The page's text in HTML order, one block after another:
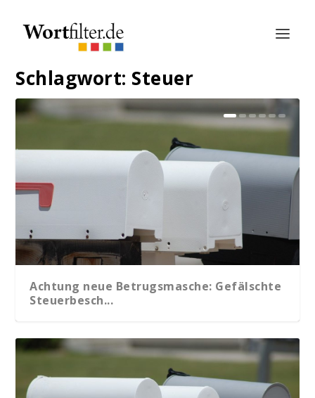
Schlagwort: Steuer
Achtung neue Betrugsmasche: Gefälschte
Steuerbesch...